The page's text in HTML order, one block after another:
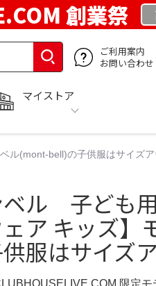
創業祭
ご利用案内
お問い合わせ
マイストア
ル(mont-bell)の子供服はサイズア
ル 子ども
ア キッズ
服はサイズ
限定モ